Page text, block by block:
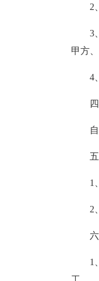
2
3
甲方
4
1
2
1